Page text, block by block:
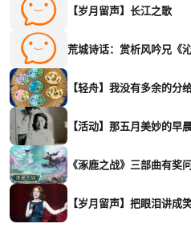
【岁月留声】长江之歌
荒城诗话：赏析风吟兄《
【轻舟】我没有多余的分
【活动】那五月美妙的早
《涿鹿之战》三部曲有奖
【岁月留声】把眼泪讲成